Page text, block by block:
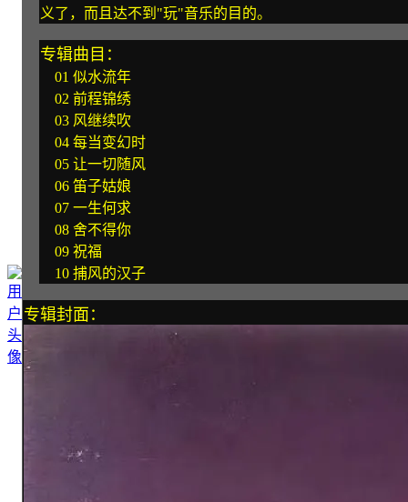
义了，而且达不到"玩"音乐的目的。
专辑曲目：
01 似水流年
02 前程锦绣
03 风继续吹
04 每当变幻时
05 让一切随风
06 笛子姑娘
07 一生何求
08 舍不得你
09 祝福
10 捕风的汉子
专辑封面：